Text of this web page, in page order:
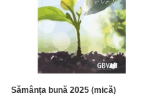
Sămânța bună 2025 (mică)